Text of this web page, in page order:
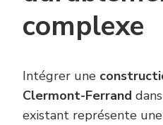
complexe
Intégrer une
Clermont-Ferrand
existant représente